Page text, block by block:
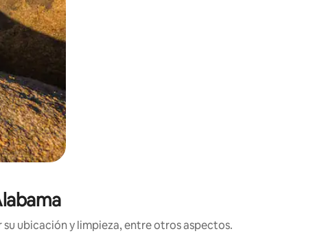
ubicación y limpieza, entre otros aspectos.